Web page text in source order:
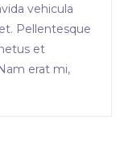
vehicula
Pellentesque
et
erat mi,